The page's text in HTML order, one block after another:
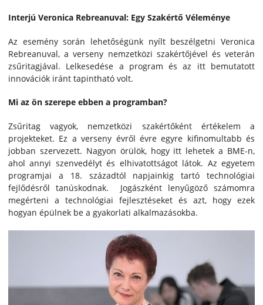
Interjú Veronica Rebreanuval: Egy Szakértő Véleménye
Az esemény során lehetőségünk nyílt beszélgetni Veronica
Rebreanuval, a verseny nemzetközi szakértőjével és veterán
zsűritagjával. Lelkesedése a program és az itt bemutatott
innovációk iránt tapintható volt.
Mi az ön szerepe ebben a programban?
Zsűritag vagyok, nemzetközi szakértőként értékelem a
projekteket. Ez a verseny évről évre egyre kifinomultabb és
jobban szervezett. Nagyon örülök, hogy itt lehetek a BME-n,
ahol annyi szenvedélyt és elhivatottságot látok. Az egyetem
programjai a 18. századtól napjainkig tartó technológiai
fejlődésről tanúskodnak. Jogászként lenyűgöző számomra
megérteni a technológiai fejlesztéseket és azt, hogy ezek
hogyan épülnek be a gyakorlati alkalmazásokba.